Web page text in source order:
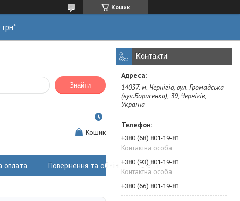
Кошик
Знайти
Кошик
оплата Повернення та обмін Статті
Контакти
14037. м. Чернігів, вул. Громадська
(вул.Борисенка), 39, Чернігів,
Україна
+380 (68) 801-19-81
Контактна особа
+380 (93) 801-19-81
Контактна особа
+380 (66) 801-19-81